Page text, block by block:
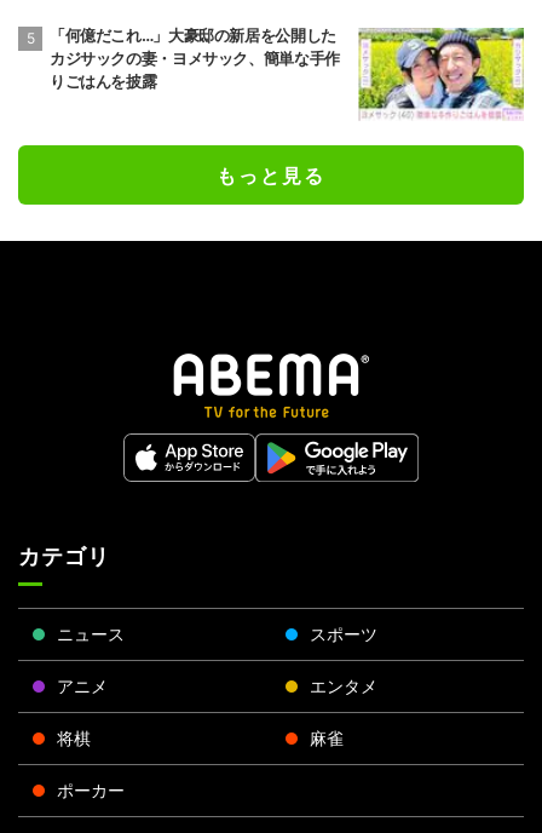
「何億だこれ…」大豪邸の新居を公開した
カジサックの妻・ヨメサック、簡単な手作
りごはんを披露
もっと見る
カテゴリ
ニュース スポーツ
アニメ エンタメ
将棋 麻雀
ポーカー